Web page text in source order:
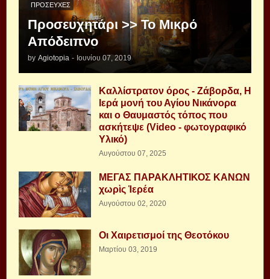
ΠΡΟΣΕΥΧΈΣ
Προσευχητάρι >> Το Μικρό
Απόδειπνο
by Agiotopia - Ιουνίου 07, 2019
Καλλίστρατον όρος - Ζάβορδα, Η
Ιερά μονή του Αγίου Νικάνορα
και ο Θαυμαστός τόπος που
ασκήτεψε (Video - φωτογραφικό
Υλικό)
Αυγούστου 07, 2025
ΜΕΓΑΣ ΠΑΡΑΚΛΗΤΙΚΟΣ ΚΑΝΩΝ
χωρὶς Ἱερέα
Αυγούστου 02, 2020
Οι Χαιρετισμοί της Θεοτόκου
Μαρτίου 03, 2019